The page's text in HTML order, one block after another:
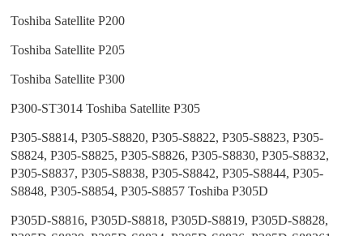
Toshiba Satellite P200
Toshiba Satellite P205
Toshiba Satellite P300
P300-ST3014 Toshiba Satellite P305
P305-S8814, P305-S8820, P305-S8822, P305-S8823, P305-
S8824, P305-S8825, P305-S8826, P305-S8830, P305-S8832,
P305-S8837, P305-S8838, P305-S8842, P305-S8844, P305-
S8848, P305-S8854, P305-S8857 Toshiba P305D
P305D-S8816, P305D-S8818, P305D-S8819, P305D-S8828,